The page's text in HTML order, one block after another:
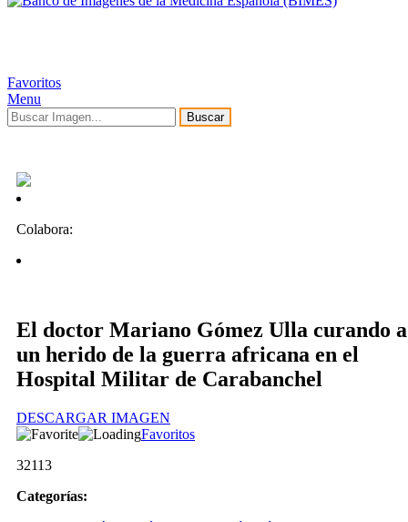
Favoritos
Menu
Buscar
Colabora:
El doctor Mariano Gómez Ulla curando a
un herido de la guerra africana en el
Hospital Militar de Carabanchel
DESCARGAR IMAGEN
Favoritos
32113
Categorías: